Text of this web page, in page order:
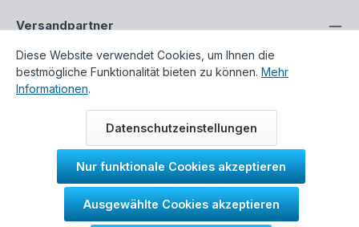
Versandpartner
, wenn nicht anders beschrieben.
Alle genannten Markennamen und Bezeichnungen sind
eingetragene Warenzeichen ihrer jeweiligen Eigentümer und
dienen in unserem Onlineshop ausschließlich zur
Diese Website verwendet Cookies, um Ihnen die
bestmögliche Funktionalität bieten zu können. Mehr
Informationen.
Datenschutzeinstellungen
Nur funktionale Cookies akzeptieren
Ausgewählte Cookies akzeptieren